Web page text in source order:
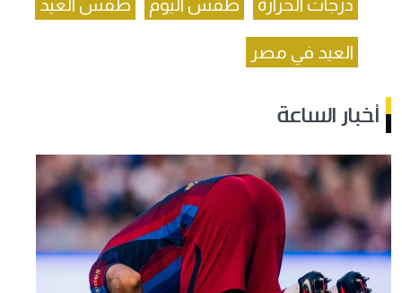
درجات الحرارة طقس اليوم طقس العيد
العيد في مصر
أخبار الساعة